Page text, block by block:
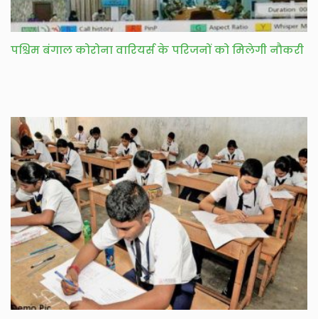
पश्चिम बंगाल कोरोना वारियर्स के परिजनों को मिलेगी नौकरी